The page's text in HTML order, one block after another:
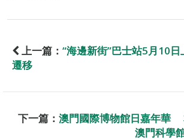
上一篇： “海邊新街”巴士站5月10
遷移
下一篇： 澳門國際博物館日嘉年華
澳門科學